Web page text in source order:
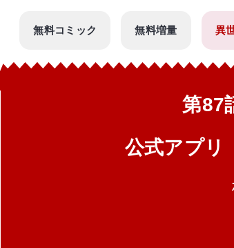
無料コミック 無料増量 異
第87
公式アプリ